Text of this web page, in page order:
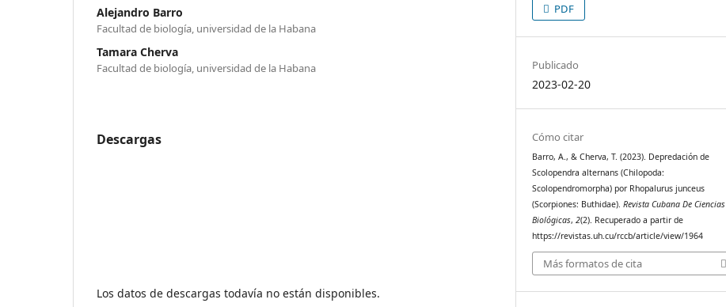
Alejandro Barro
Facultad de biología, universidad de la Habana
Tamara Cherva
Facultad de biología, universidad de la Habana
Descargas
Los datos de descargas todavía no están disponibles.
PDF
Publicado
2023-02-20
Cómo citar
Barro, A., & Cherva, T. (2023). Depredación de
Scolopendra alternans (Chilopoda:
Scolopendromorpha) por Rhopalurus junceus
(Scorpiones: Buthidae).Revista Cubana De Ciencias
Biológicas,2(2). Recuperado a partir de
https://revistas.uh.cu/rccb/article/view/1964
Más formatos de cita